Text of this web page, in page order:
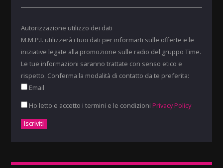
Autorizzazione utilizzo dei dati
M.M.P.I. utilizzerà i tuoi dati per informarti sulle offerte e le
iniziative legate alla promozione sulle radio del gruppo Time.
Le tue informazioni saranno trattate con senso etico e
rispetto. Conferma la modalità di contatto da te preferita:
Email
Ho letto e accetto i termini e le condizioni Privacy Policy